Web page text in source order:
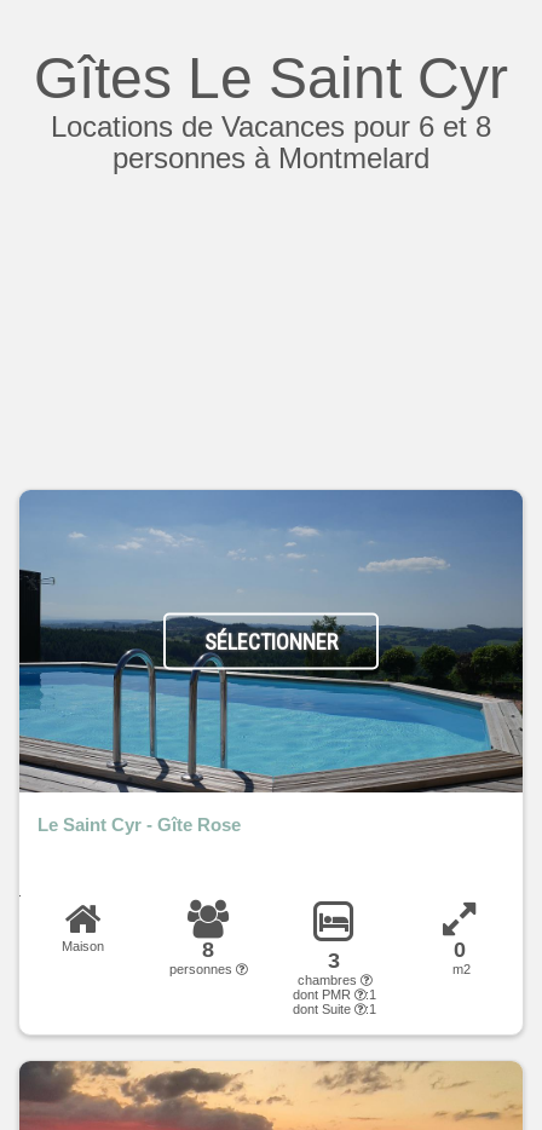
Gîtes Le Saint Cyr
Locations de Vacances pour 6 et 8
personnes à Montmelard
SÉLECTIONNER
Le Saint Cyr - Gîte Rose
Maison 8
personnes 3
chambres
dont PMR
:1
dont Suite
:1
0
m2